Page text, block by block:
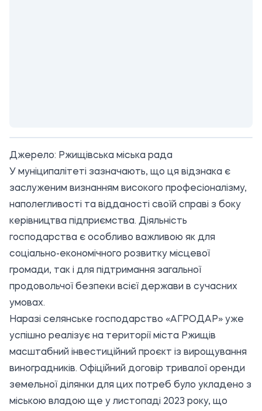
Джерело: Ржищівська міська рада
У муніципалітеті зазначають, що ця відзнака є
заслуженим визнанням високого професіоналізму,
наполегливості та відданості своїй справі з боку
керівництва підприємства. Діяльність
господарства є особливо важливою як для
соціально-економічного розвитку місцевої
громади, так і для підтримання загальної
продовольчої безпеки всієї держави в сучасних
умовах.
Наразі селянське господарство «АГРОДАР» уже
успішно реалізує на території міста Ржищів
масштабний інвестиційний проєкт із вирощування
виноградників. Офіційний договір тривалої оренди
земельної ділянки для цих потреб було укладено з
міською владою ще у листопаді 2023 року, що